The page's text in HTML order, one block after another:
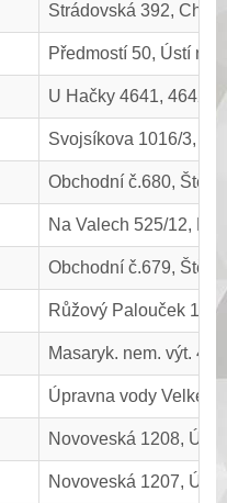
Strádovská 392,
Předmostí 50, Ústí
U Hačky 4641, 4642,
Svojsíkova 1016/3,
Obchodní č.680, Štětí
Na Valech 525/12,
Obchodní č.679, Štětí
Růžový Palouček 14,
Masaryk. nem. výt. 40,
Úpravna vody Velké
Novoveská 1208, Ústí
Novoveská 1207, Ústí